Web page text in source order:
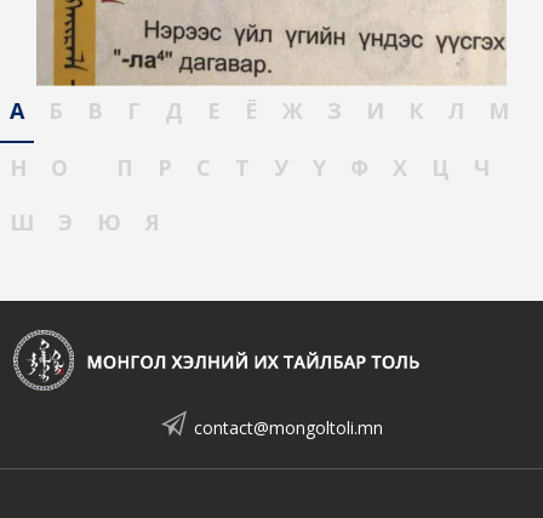
А Б В Г Д Е Ё Ж З И К Л
М
Н
О П Р С Т У Ү Ф Х Ц
Ч
Ш
Э Ю Я
contact@mongoltoli.mn